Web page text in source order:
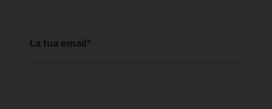
La tua email*